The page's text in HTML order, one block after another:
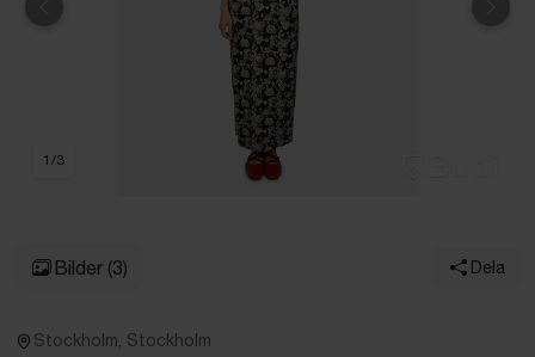
Föregående
1 /3
Bilder (3) Dela
Stockholm, Stockholm